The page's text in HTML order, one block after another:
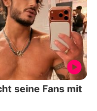
seine Fans mit